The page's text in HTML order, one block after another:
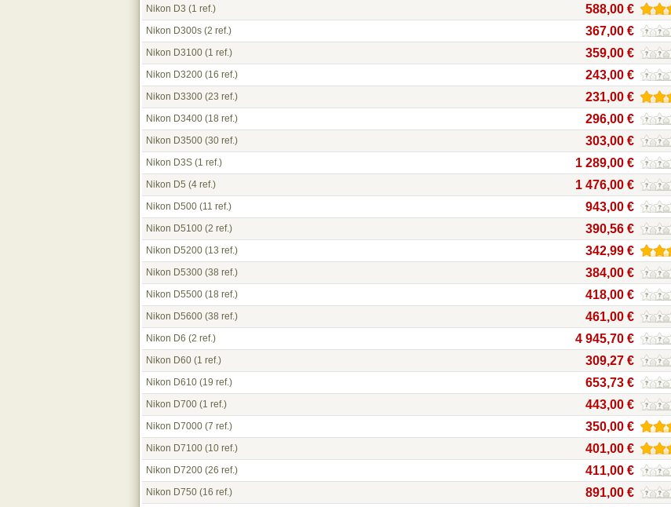
Nikon D3 (1 ref.) 588,00 €
Nikon D300s (2 ref.) 367,00 €
Nikon D3100 (1 ref.) 359,00 €
Nikon D3200 (16 ref.) 243,00 €
Nikon D3300 (23 ref.) 231,00 €
Nikon D3400 (18 ref.) 296,00 €
Nikon D3500 (30 ref.) 303,00 €
Nikon D3S (1 ref.) 1 289,00 €
Nikon D5 (4 ref.) 1 476,00 €
Nikon D500 (11 ref.) 943,00 €
Nikon D5100 (2 ref.) 390,56 €
Nikon D5200 (13 ref.) 342,99 €
Nikon D5300 (38 ref.) 384,00 €
Nikon D5500 (18 ref.) 418,00 €
Nikon D5600 (38 ref.) 461,00 €
Nikon D6 (2 ref.) 4 945,70 €
Nikon D60 (1 ref.) 309,27 €
Nikon D610 (19 ref.) 653,73 €
Nikon D700 (1 ref.) 443,00 €
Nikon D7000 (7 ref.) 350,00 €
Nikon D7100 (10 ref.) 401,00 €
Nikon D7200 (26 ref.) 411,00 €
Nikon D750 (16 ref.) 891,00 €